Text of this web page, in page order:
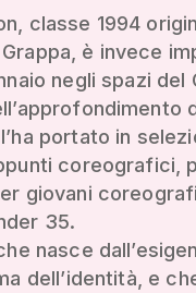
classe 1994
è invece
negli spazi del
portato in
coreografici,
giovani
35.
nasce
dell’identità, e